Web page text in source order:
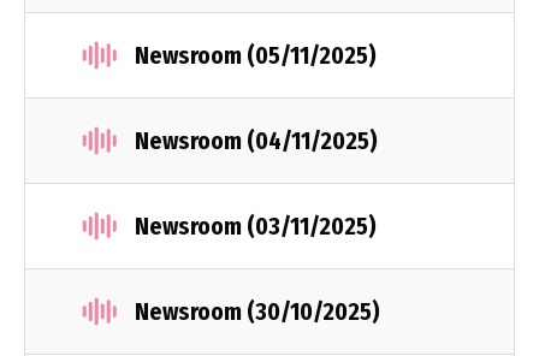
Newsroom (05/11/2025)
Newsroom (04/11/2025)
Newsroom (03/11/2025)
Newsroom (30/10/2025)